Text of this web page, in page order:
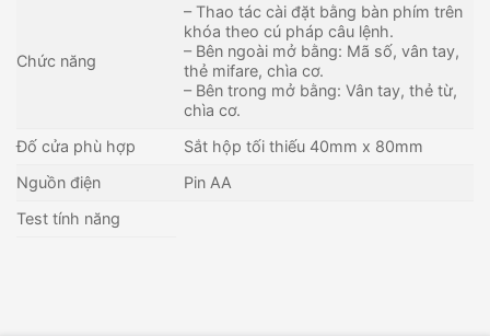
Chức năng
– Thao tác cài đặt bằng bàn phím trên
khóa theo cú pháp câu lệnh.
– Bên ngoài mở bằng: Mã số, vân tay,
thẻ mifare, chìa cơ.
– Bên trong mở bằng: Vân tay, thẻ từ,
chìa cơ.
Đố cửa phù hợp
Sắt hộp tối thiếu 40mm x 80mm
Nguồn điện
Pin AA
Test tính năng